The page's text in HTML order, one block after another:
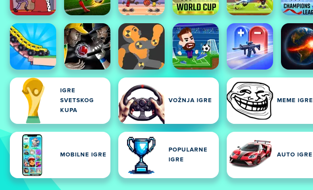
IGRE
SVETSKOG
KUPA
VOŽNJA IGRE MEME IGRE
MOBILNE IGRE
POPULARNE
IGRE
AUTO IGRE